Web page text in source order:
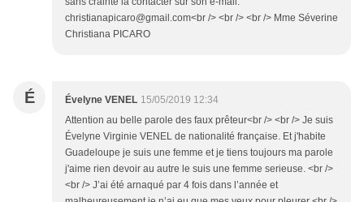
christianapicaro@gmail.com<br /> <br /> <br /> Mme Séverine
Christiana PICARO
É Évelyne VENEL 15/05/2019 12:34
Attention au belle parole des faux prêteur<br /> <br /> Je suis
Évelyne Virginie VENEL de nationalité française. Et j'habite
Guadeloupe je suis une femme et je tiens toujours ma parole
j'aime rien devoir au autre le suis une femme serieuse. <br />
<br /> J’ai été arnaqué par 4 fois dans l’année et